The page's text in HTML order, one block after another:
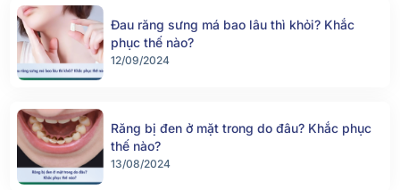
Đau răng sưng má bao lâu thì khỏi? Khắc
phục thế nào?
12/09/2024
Răng bị đen ở mặt trong do đâu? Khắc phục
thế nào?
13/08/2024